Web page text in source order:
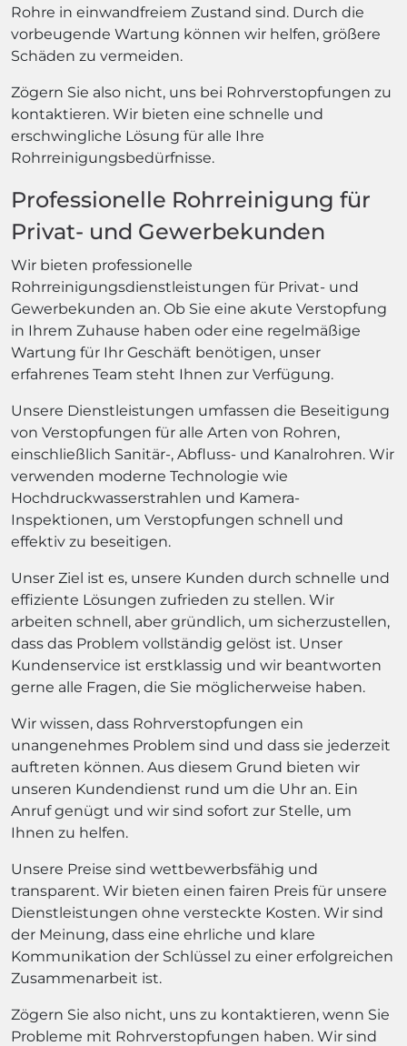
Rohre in einwandfreiem Zustand sind. Durch die
vorbeugende Wartung können wir helfen, größere
Schäden zu vermeiden.
Zögern Sie also nicht, uns bei Rohrverstopfungen zu
kontaktieren. Wir bieten eine schnelle und
erschwingliche Lösung für alle Ihre
Rohrreinigungsbedürfnisse.
Professionelle Rohrreinigung für
Privat- und Gewerbekunden
Wir bieten professionelle
Rohrreinigungsdienstleistungen für Privat- und
Gewerbekunden an. Ob Sie eine akute Verstopfung
in Ihrem Zuhause haben oder eine regelmäßige
Wartung für Ihr Geschäft benötigen, unser
erfahrenes Team steht Ihnen zur Verfügung.
Unsere Dienstleistungen umfassen die Beseitigung
von Verstopfungen für alle Arten von Rohren,
einschließlich Sanitär-, Abfluss- und Kanalrohren. Wir
verwenden moderne Technologie wie
Hochdruckwasserstrahlen und Kamera-
Inspektionen, um Verstopfungen schnell und
effektiv zu beseitigen.
Unser Ziel ist es, unsere Kunden durch schnelle und
effiziente Lösungen zufrieden zu stellen. Wir
arbeiten schnell, aber gründlich, um sicherzustellen,
dass das Problem vollständig gelöst ist. Unser
Kundenservice ist erstklassig und wir beantworten
gerne alle Fragen, die Sie möglicherweise haben.
Wir wissen, dass Rohrverstopfungen ein
unangenehmes Problem sind und dass sie jederzeit
auftreten können. Aus diesem Grund bieten wir
unseren Kundendienst rund um die Uhr an. Ein
Anruf genügt und wir sind sofort zur Stelle, um
Ihnen zu helfen.
Unsere Preise sind wettbewerbsfähig und
transparent. Wir bieten einen fairen Preis für unsere
Dienstleistungen ohne versteckte Kosten. Wir sind
der Meinung, dass eine ehrliche und klare
Kommunikation der Schlüssel zu einer erfolgreichen
Zusammenarbeit ist.
Zögern Sie also nicht, uns zu kontaktieren, wenn Sie
Probleme mit Rohrverstopfungen haben. Wir sind